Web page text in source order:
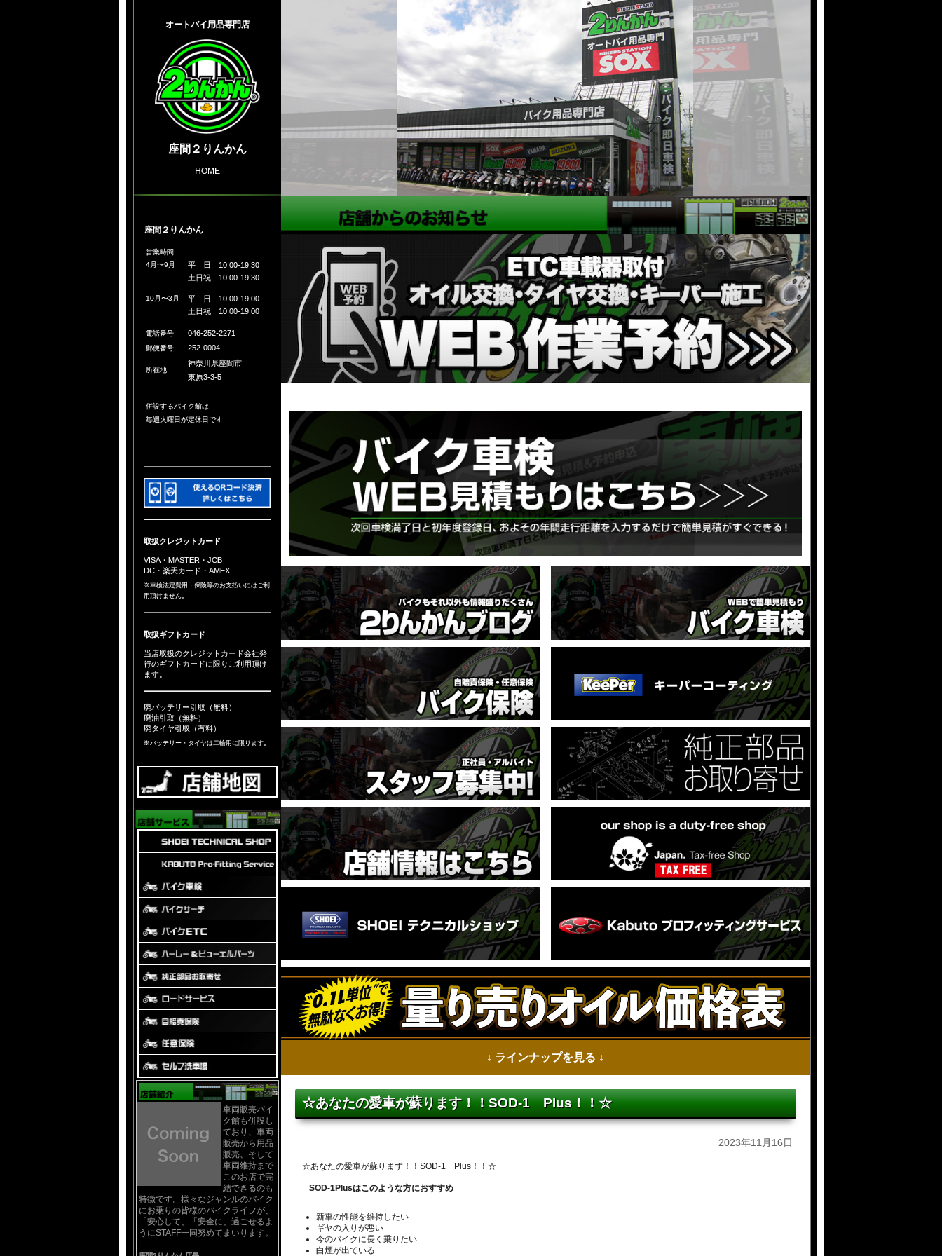
オートバイ用品専門店
座間２りんかん
HOME
↓ ラインナップを見る ↓
☆あなたの愛車が蘇ります！！SOD-1 Plus！！☆
2023年11月16日
☆あなたの愛車が蘇ります！！SOD-1 Plus！！☆
SOD-1Plusはこのような方におすすめ
新車の性能を維持したい
ギヤの入りが悪い
今のバイクに長く乗りたい
白煙が出ている
座間２りんかん
営業時間
4月〜9月
平 日 10:00-19:30
土日祝 10:00-19:30
10月〜3月
平 日 10:00-19:00
土日祝 10:00-19:00
電話番号 046-252-2271
郵便番号 252-0004
所在地
神奈川県座間市
東原3-3-5
併設するバイク館は
毎週火曜日が定休日です
取扱クレジットカード
VISA・MASTER・JCB
DC・楽天カード・AMEX
※車検法定費用・保険等のお支払いにはご利
用頂けません。
取扱ギフトカード
当店取扱のクレジットカード会社発
行のギフトカードに限りご利用頂け
ます。
廃バッテリー引取（無料）
廃油引取（無料）
廃タイヤ引取（有料）
※バッテリー・タイヤは二輪用に限ります。
車両販売バイ
ク館も併設し
ており、車両
販売から用品
販売、そして
車両維持まで
このお店で完
結できるのも
特徴です。様々なジャンルのバイク
にお乗りの皆様のバイクライフが、
「安心して」「安全に」過ごせるよ
うにSTAFF一同努めてまいります。